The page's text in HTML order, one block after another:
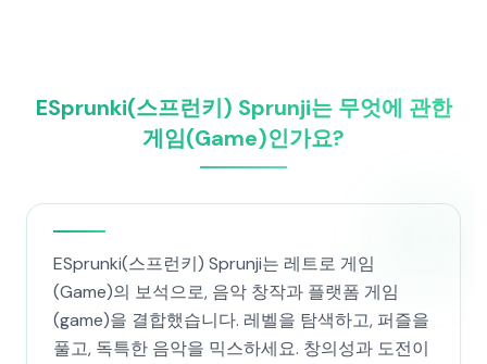
ESprunki(스프런키) Sprunji는 무엇에 관한
게임(Game)인가요?
ESprunki(스프런키) Sprunji는 레트로 게임
(Game)의 보석으로, 음악 창작과 플랫폼 게임
(game)을 결합했습니다. 레벨을 탐색하고, 퍼즐을
풀고, 독특한 음악을 믹스하세요. 창의성과 도전이